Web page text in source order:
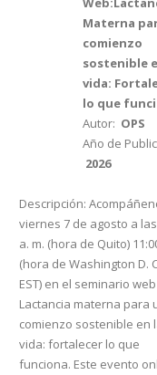
Materna
comienzo
sostenible
vida:
lo que
Autor: OPS
Año de
2026
Descripción:
viernes 7 de agosto a
a. m. (hora de Quito)
(hora de Washington D.
EST) en el seminario web
Lactancia materna para
comienzo sostenible en
vida: fortalecer lo que
funciona. Este evento